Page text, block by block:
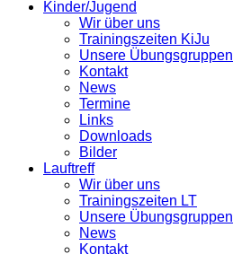
Kinder/Jugend
Wir über uns
Trainingszeiten KiJu
Unsere Übungsgruppen
Kontakt
News
Termine
Links
Downloads
Bilder
Lauftreff
Wir über uns
Trainingszeiten LT
Unsere Übungsgruppen
News
Kontakt